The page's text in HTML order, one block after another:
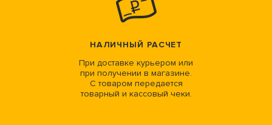
НАЛИЧНЫЙ РАСЧЕТ
При доставке курьером или
при получении в магазине.
С товаром передается
товарный и кассовый чеки.